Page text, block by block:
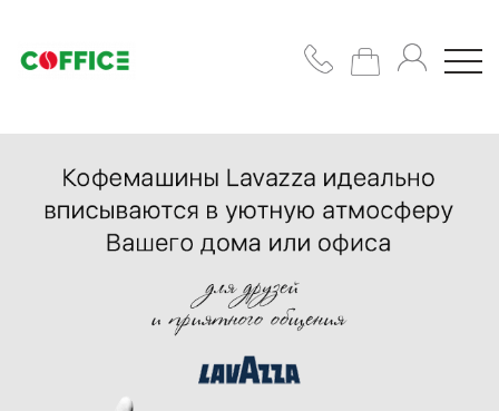
Кавомашини
Кава
Горнятка/
цукор/